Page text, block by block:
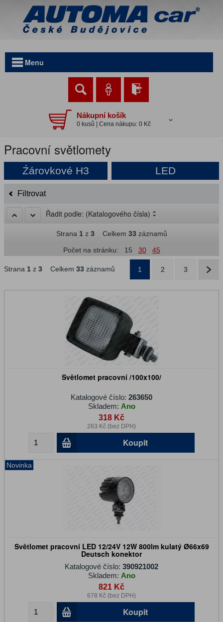
Menu
Nákupní košík
0 kusů | Cena nákupu: 0 Kč
Pracovní světlomety
Źárovkové H3 LED
Filtrovat
Řadit podle: (Katalogového čísla)
Strana 1z 3Celkem 33záznamů
Počet na stránku: 15 30 45
Strana 1 z 3 Celkem 33 záznamů 1 2 3
Světlomet pracovní /100x100/
Katalogové číslo: 263650
Skladem: Ano
318 Kč
263 Kč (bez DPH)
Koupit
Novinka
Světlomet pracovní LED 12/24V 12W 800lm kulatý Ø66x69
Deutsch konektor
Katalogové číslo: 390921002
Skladem: Ano
821 Kč
678 Kč (bez DPH)
Koupit